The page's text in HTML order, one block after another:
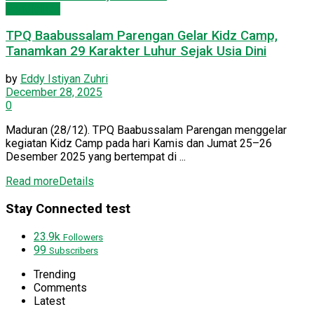
TPQ Baabussalam Parengan Gelar Kidz Camp,
Tanamkan 29 Karakter Luhur Sejak Usia Dini
by Eddy Istiyan Zuhri
December 28, 2025
0
Maduran (28/12). TPQ Baabussalam Parengan menggelar
kegiatan Kidz Camp pada hari Kamis dan Jumat 25–26
Desember 2025 yang bertempat di ...
Read moreDetails
Stay Connected test
23.9k Followers
99 Subscribers
Trending
Comments
Latest